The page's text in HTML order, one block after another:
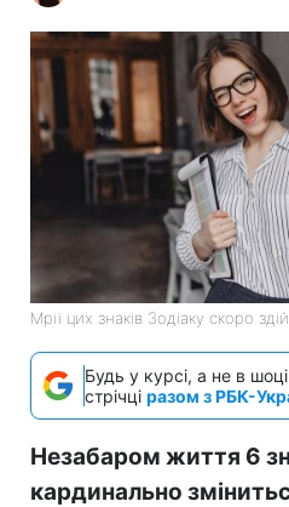
Мрії цих знаків Зодіаку скоро
Будь у курсі, а не в
стрічці разом з РБК-
Незабаром життя 6
кардинально